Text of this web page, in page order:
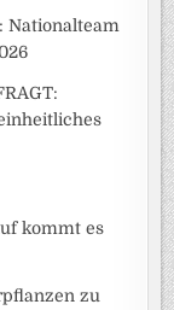
Nationalteam
kommt es
zu